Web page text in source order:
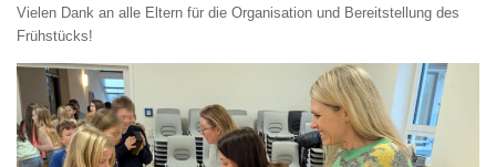
Vielen Dank an alle Eltern für die Organisation und Bereitstellung des
Frühstücks!